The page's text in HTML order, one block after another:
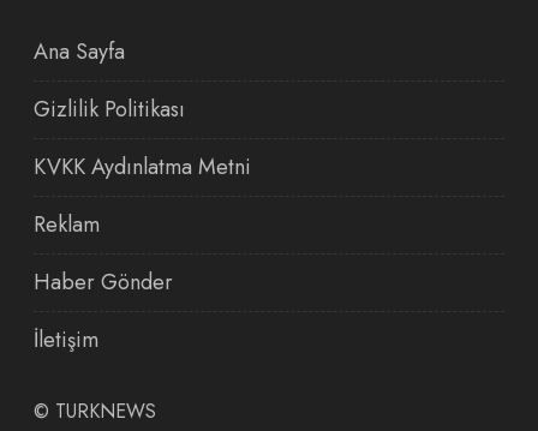
Ana Sayfa
Gizlilik Politikası
KVKK Aydınlatma Metni
Reklam
Haber Gönder
İletişim
© TURKNEWS